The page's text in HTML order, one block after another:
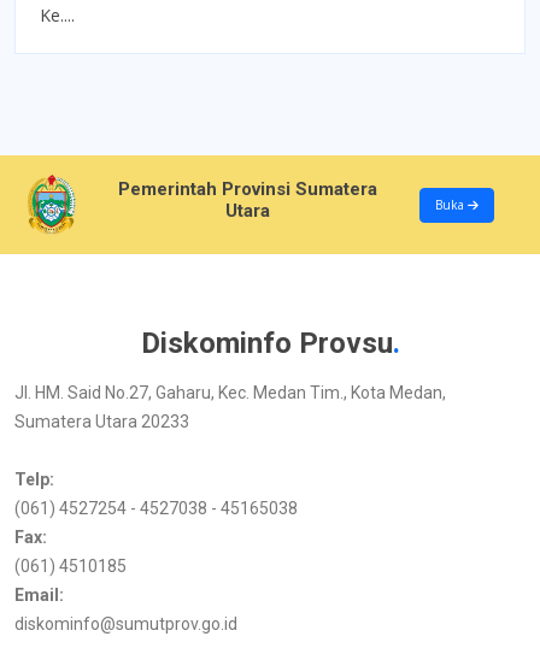
Ke....
Pemerintah Provinsi Sumatera
Utara
Buka
Diskominfo Provsu.
Jl. HM. Said No.27, Gaharu, Kec. Medan Tim., Kota Medan,
Sumatera Utara 20233
Telp:
(061) 4527254 - 4527038 - 45165038
Fax:
(061) 4510185
Email:
diskominfo@sumutprov.go.id